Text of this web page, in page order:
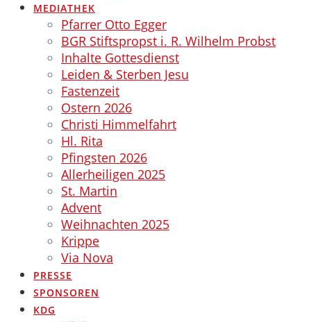
MEDIATHEK
Pfarrer Otto Egger
BGR Stiftspropst i. R. Wilhelm Probst
Inhalte Gottesdienst
Leiden & Sterben Jesu
Fastenzeit
Ostern 2026
Christi Himmelfahrt
Hl. Rita
Pfingsten 2026
Allerheiligen 2025
St. Martin
Advent
Weihnachten 2025
Krippe
Via Nova
PRESSE
SPONSOREN
KDG